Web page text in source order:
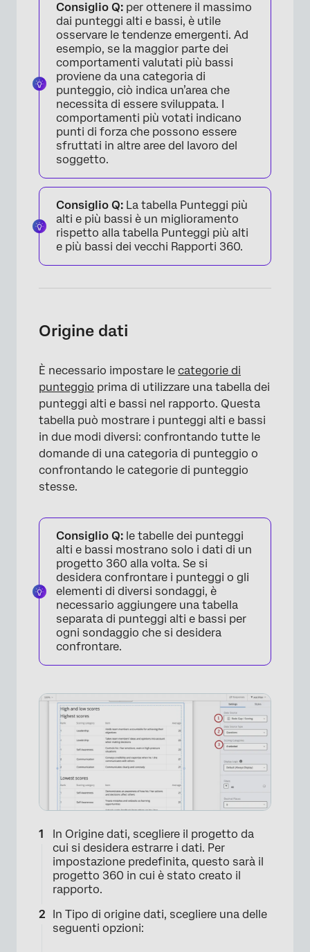
Stili
Consiglio Q: per ottenere il massimo
dai punteggi alti e bassi, è utile
osservare le tendenze emergenti. Ad
esempio, se la maggior parte dei
comportamenti valutati più bassi
proviene da una categoria di
punteggio, ciò indica un’area che
necessita di essere sviluppata. I
comportamenti più votati indicano
punti di forza che possono essere
sfruttati in altre aree del lavoro del
soggetto.
Consiglio Q: La tabella Punteggi più
alti e più bassi è un miglioramento
rispetto alla tabella Punteggi più alti
e più bassi dei vecchi Rapporti 360.
Origine dati
È necessario impostare le categorie di
punteggio prima di utilizzare una tabella dei
punteggi alti e bassi nel rapporto. Questa
tabella può mostrare i punteggi alti e bassi
in due modi diversi: confrontando tutte le
domande di una categoria di punteggio o
confrontando le categorie di punteggio
stesse.
Consiglio Q: le tabelle dei punteggi
alti e bassi mostrano solo i dati di un
progetto 360 alla volta. Se si
desidera confrontare i punteggi o gli
elementi di diversi sondaggi, è
necessario aggiungere una tabella
separata di punteggi alti e bassi per
ogni sondaggio che si desidera
confrontare.
In Origine dati, scegliere il progetto da
cui si desidera estrarre i dati. Per
impostazione predefinita, questo sarà il
progetto 360 in cui è stato creato il
rapporto.
In Tipo di origine dati, scegliere una delle
seguenti opzioni: